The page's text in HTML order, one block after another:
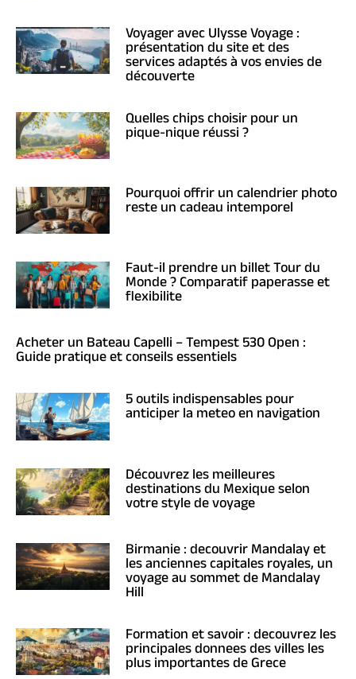
Voyager avec Ulysse Voyage :
présentation du site et des
services adaptés à vos envies de
découverte
Quelles chips choisir pour un
pique-nique réussi ?
Pourquoi offrir un calendrier photo
reste un cadeau intemporel
Faut-il prendre un billet Tour du
Monde ? Comparatif paperasse et
flexibilite
Acheter un Bateau Capelli – Tempest 530 Open :
Guide pratique et conseils essentiels
5 outils indispensables pour
anticiper la meteo en navigation
Découvrez les meilleures
destinations du Mexique selon
votre style de voyage
Birmanie : decouvrir Mandalay et
les anciennes capitales royales, un
voyage au sommet de Mandalay
Hill
Formation et savoir : decouvrez les
principales donnees des villes les
plus importantes de Grece